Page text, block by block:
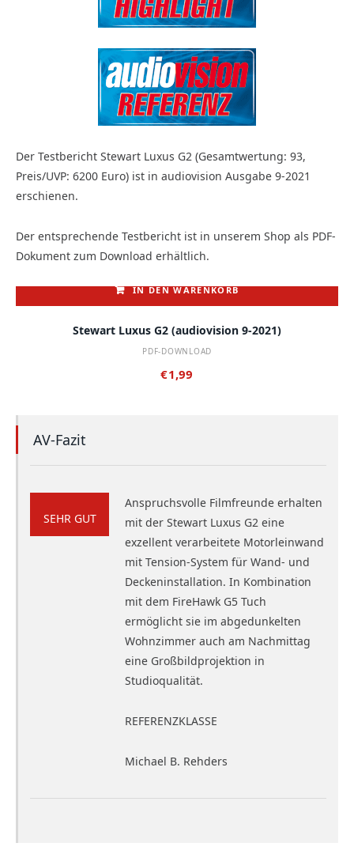
Der Testbericht Stewart Luxus G2 (Gesamtwertung: 93,
Preis/UVP: 6200 Euro) ist in audiovision Ausgabe 9-2021
erschienen.
Der entsprechende Testbericht ist in unserem Shop als PDF-
Dokument zum Download erhältlich.
IN DEN WARENKORB
Stewart Luxus G2 (audiovision 9-2021)
PDF-DOWNLOAD
€1,99
AV-Fazit
SEHR GUT
Anspruchsvolle Filmfreunde erhalten
mit der Stewart Luxus G2 eine
exzellent verarbeitete Motorleinwand
mit Tension-System für Wand- und
Deckeninstallation. In Kombination
mit dem FireHawk G5 Tuch
ermöglicht sie im abgedunkelten
Wohnzimmer auch am Nachmittag
eine Großbildprojektion in
Studioqualität.
REFERENZKLASSE
Michael B. Rehders